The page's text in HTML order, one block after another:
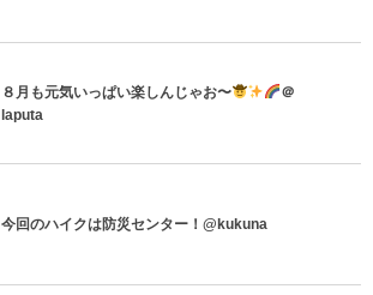
８月も元気いっぱい楽しんじゃお〜
＠
laputa
今回のハイクは防災センター！@kukuna